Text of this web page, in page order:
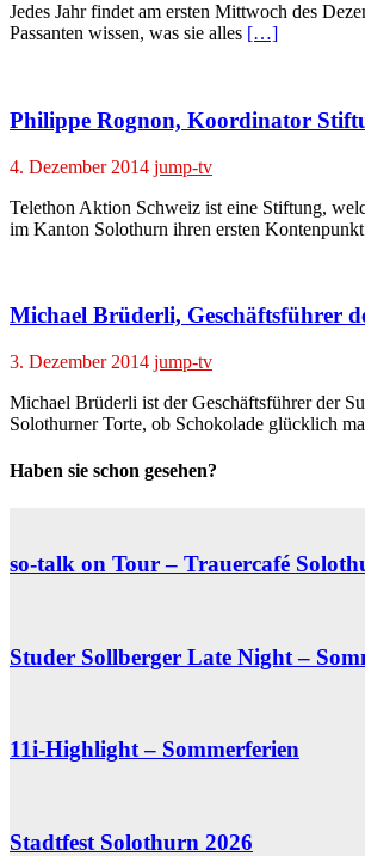
Jedes Jahr findet am ersten Mittwoch des
Passanten wissen, was sie alles […]
Philippe Rognon, Koordinator
4. Dezember 2014 jump-tv
Telethon Aktion Schweiz ist eine Stiftung,
im Kanton Solothurn ihren ersten Kontenpunkt
Michael Brüderli, Geschäftsführer
3. Dezember 2014 jump-tv
Michael Brüderli ist der Geschäftsführer der
Solothurner Torte, ob Schokolade glücklich
Haben sie schon gesehen?
so-talk on Tour – Trauercafé
Studer Sollberger Late Night –
11i-Highlight – Sommerferien
Stadtfest Solothurn 2026